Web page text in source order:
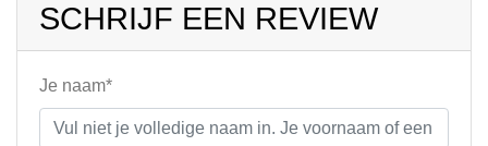
SCHRIJF EEN REVIEW
Je naam*